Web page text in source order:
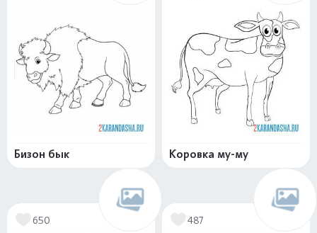
Бизон бык Коровка му-му
650 487